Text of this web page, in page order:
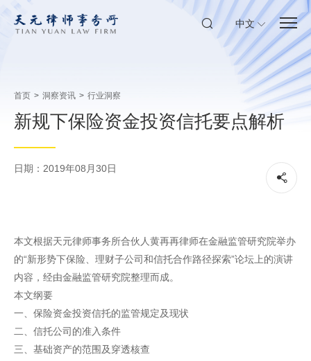
中文
首页 > 洞察资讯 > 行业洞察
新规下保险资金投资信托要点解析
日期：2019年08月30日
本文根据天元律师事务所合伙人黄再再律师在金融监管研究院举办
的“新形势下保险、理财子公司和信托合作路径探索”论坛上的演讲
内容，经由金融监管研究院整理而成。
本文纲要
一、保险资金投资信托的监管规定及现状
二、信托公司的准入条件
三、基础资产的范围及穿透核查